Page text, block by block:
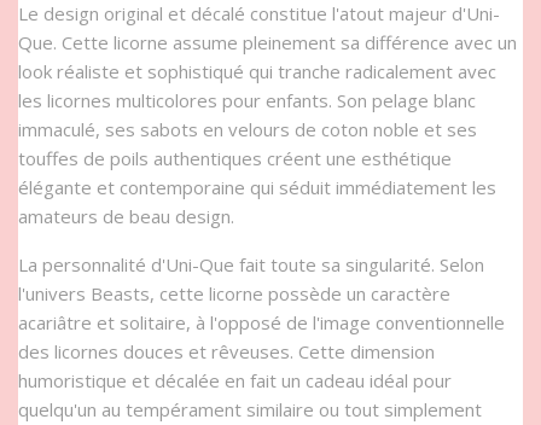
Le design original et décalé constitue l'atout majeur d'Uni-
Que. Cette licorne assume pleinement sa différence avec un
look réaliste et sophistiqué qui tranche radicalement avec
les licornes multicolores pour enfants. Son pelage blanc
immaculé, ses sabots en velours de coton noble et ses
touffes de poils authentiques créent une esthétique
élégante et contemporaine qui séduit immédiatement les
amateurs de beau design.
La personnalité d'Uni-Que fait toute sa singularité. Selon
l'univers Beasts, cette licorne possède un caractère
acariâtre et solitaire, à l'opposé de l'image conventionnelle
des licornes douces et rêveuses. Cette dimension
humoristique et décalée en fait un cadeau idéal pour
quelqu'un au tempérament similaire ou tout simplement